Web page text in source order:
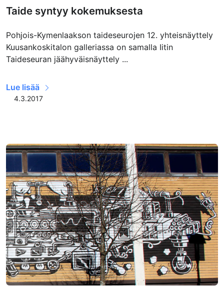
Taide syntyy kokemuksesta
Pohjois-Kymenlaakson taideseurojen 12. yhteisnäyttely
Kuusankoskitalon galleriassa on samalla Iitin
Taideseuran jäähyväisnäyttely ...
Lue lisää
4.3.2017